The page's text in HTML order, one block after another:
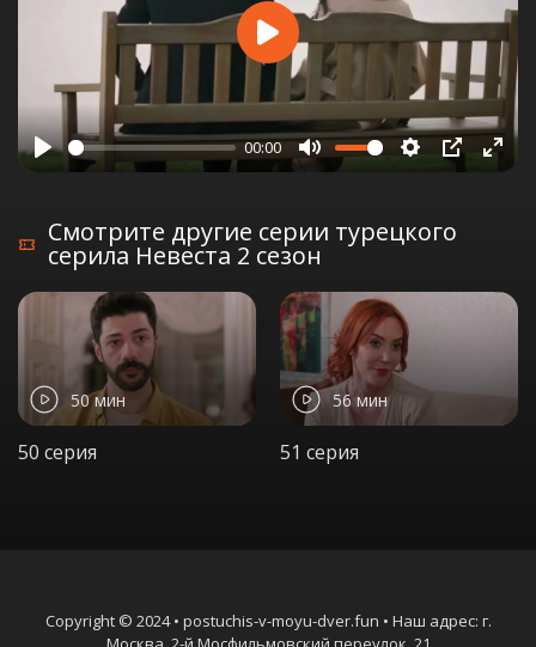
Play
00:00
Mute Settings
PIP
Play
Смотрите другие серии турецкого
серила Невеста 2 сезон
50 мин
50 серия
56 мин
51 серия
Copyright © 2024 • postuchis-v-moyu-dver.fun • Наш адрес: г.